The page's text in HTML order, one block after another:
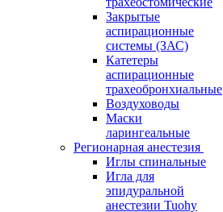
Закрытые
аспирационные
системы (ЗАС)
Катетеры
аспирационные
трахеобронхиальные
Воздуховоды
Маски
ларингеальные
Регионарная анестезия
Иглы спинальные
Игла для
эпидуральной
анестезии Tuohy